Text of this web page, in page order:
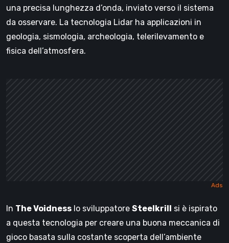
una precisa lunghezza d’onda, inviato verso il sistema
da osservare. La tecnologia Lidar ha applicazioni in
geologia, sismologia, archeologia, telerilevamento e
fisica dell’atmosfera.
In The Voidness lo sviluppatore Steelkrill si è ispirato
a questa tecnologia per creare una buona meccanica di
gioco basata sulla costante scoperta dell’ambiente